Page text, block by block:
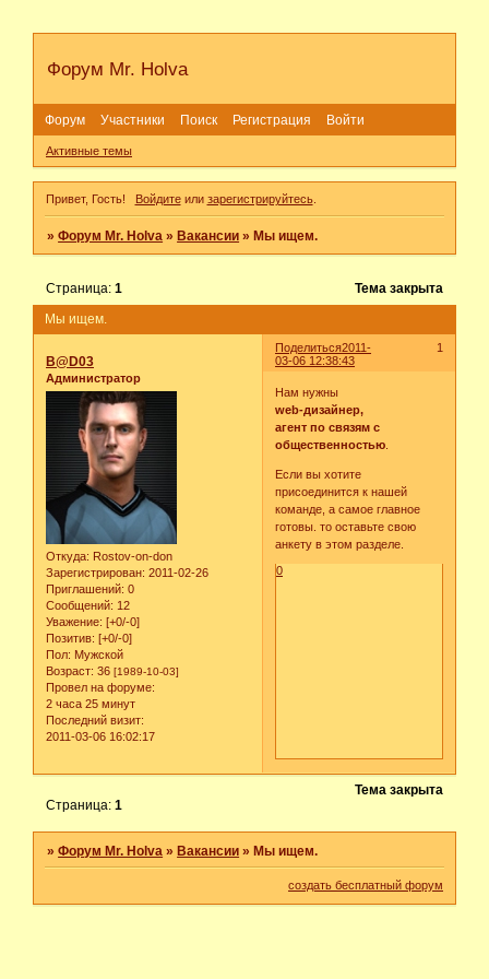
Форум Mr. Holva
Форум Участники Поиск Регистрация Войти
Активные темы
Привет, Гость! Войдитеили зарегистрируйтесь.
»Форум Mr. Holva »Вакансии »Мы ищем.
Мы ищем.
Страница:1 Тема закрыта
Поделиться 1
2011-
03-06 12:38:43
B@D03
Администратор
Откуда: Rostov-on-don
Зарегистрирован: 2011-02-26
Приглашений: 0
Сообщений: 12
Уважение: [+0/-0]
Позитив: [+0/-0]
Пол: Мужской
Возраст: 36 [1989-10-03]
Провел на форуме:
2 часа 25 минут
Последний визит:
2011-03-06 16:02:17
Нам нужны
web-дизайнер,
агент по связям с
общественностью
Если вы хотите
присоединится к нашей
команде, а самое главное
готовы. то оставьте свою
анкету в этом разделе.
0
Тема закрыта
Страница:1
»Форум Mr. Holva »Вакансии »Мы ищем.
создать бесплатный форум